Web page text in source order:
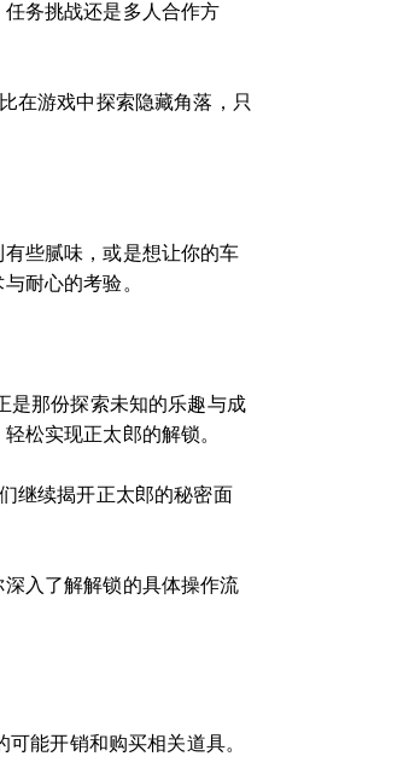
务挑战还是多人合作方
在游戏中探索隐藏角落，只
些腻味，或是想让你的车
耐心的考验。
是那份探索未知的乐趣与成
松实现正太郎的解锁。
继续揭开正太郎的秘密面
入了解解锁的具体操作流
能开销和购买相关道具。